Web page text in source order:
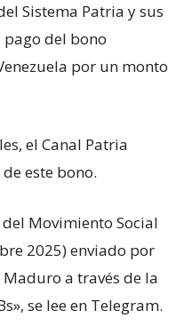
Sistema Patria y sus
pago del bono
por un monto
el Canal Patria
este bono.
Movimiento Social
2025) enviado por
a través de la
se lee en Telegram.